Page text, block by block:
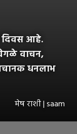
आहे.
वाचन,
धनलाभ
मेष राशी | saam